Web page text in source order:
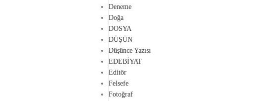
Deneme
Doğa
DOSYA
DÜŞÜN
Düşünce Yazısı
EDEBİYAT
Editör
Felsefe
Fotoğraf